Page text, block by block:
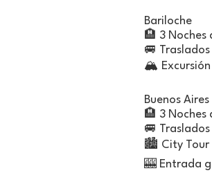
Bariloche
🏨 3
🚐
🏔️ Excursión
Buenos
🏨 3
🚐
🏙️ City Tour
🎰 Entrada